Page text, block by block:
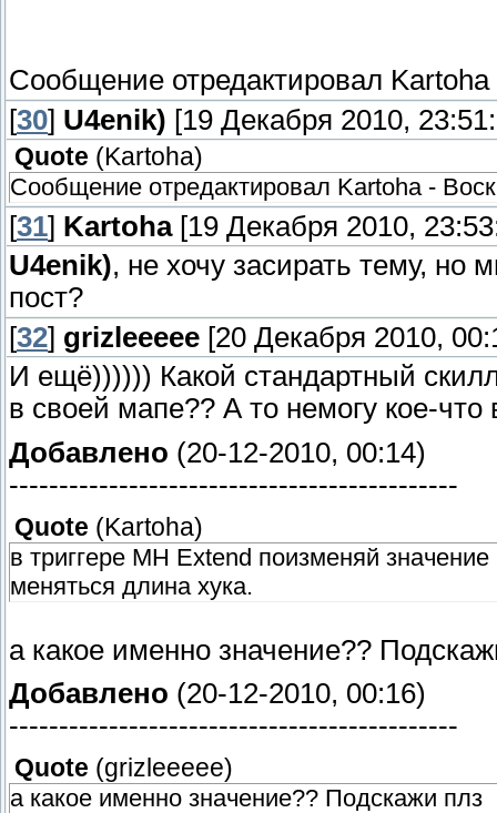
Сообщение отредактировал Kartoha
[30] U4enik) [19 Декабря 2010,
Quote ( Kartoha)
Сообщение отредактировал Kartoha -
[31] Kartoha[19 Декабря 2010,
U4enik), не хочу засирать тему, но
пост?
[32] grizleeeee [20 Декабря 2010,
И ещё)))))) Какой стандартный
в своей мапе?? А то немогу кое-что
Добавлено (20-12-2010, 00:14)
---------------------------------------------
Quote (Kartoha)
в триггере MH Extend поизменяй
меняться длина хука.
а какое именно значение??
Добавлено (20-12-2010, 00:16)
---------------------------------------------
Quote (grizleeeee)
а какое именно значение?? Подскажи плз